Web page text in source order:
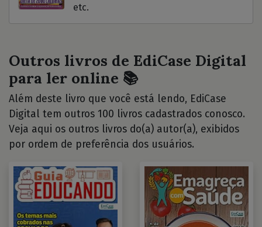
etc.
Outros livros de EdiCase Digital
para ler online 📚
Além deste livro que você está lendo, EdiCase
Digital tem outros 100 livros cadastrados conosco.
Veja aqui os outros livros do(a) autor(a), exibidos
por ordem de preferência dos usuários.